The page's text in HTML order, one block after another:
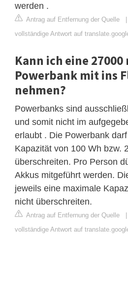
werden .
Antrag auf Entfernung der Quelle
vollständige Antwort auf
Kann ich eine 27000
Powerbank mit ins
nehmen?
Powerbanks sind
und somit nicht im
erlaubt . Die Powerbank
Kapazität von 100 Wh bzw.
überschreiten. Pro Person
Akkus mitgeführt werden.
jeweils eine maximale
nicht überschreiten.
Antrag auf Entfernung der Quelle
vollständige Antwort auf